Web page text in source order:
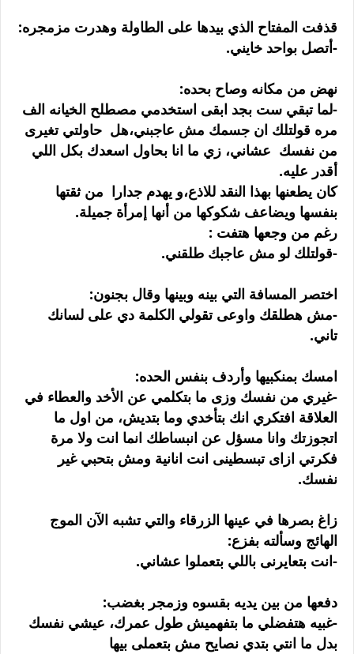
قذفت المفتاح الذي بيدها على الطاولة وهدرت مزمجره:
-أتصل بواحد خايني.
نهض من مكانه وصاح بحده:
-لما تبقي ست بجد ابقى استخدمي مصطلح الخيانه الف
مره قولتلك ان جسمك مش عاجبني،هل حاولتي تغيرى
من نفسك عشاني، زي ما انا بحاول اسعدك بكل اللي
أقدر عليه.
كان يطعنها بهذا النقد للاذع،و يهدم جدارا من ثقتها
بنفسها ويضاعف شكوكها من أنها إمرأة جميلة.
رغم من وجعها هتفت :
-قولتلك لو مش عاجبك طلقني.
اختصر المسافة التي بينه وبينها وقال بجنون:
-مش هطلقك واوعى تقولي الكلمة دي على لسانك
تاني.
امسك بمنكبيها وأردف بنفس الحده:
-غيري من نفسك وزى ما بتكلمي عن الأخد والعطاء في
العلاقة افتكري انك بتأخدي وما بتديش، من اول ما
اتجوزتك وانا مسؤل عن انبساطك انما انت ولا مرة
فكرتي ازاى تبسطينى انت انانية ومش بتحبي غير
نفسك.
زاغ بصرها في عينها الزرقاء والتي تشبه الآن الموج
الهائج وسألته بفزع:
-انت بتعايرنى باللي بتعملوا عشاني.
دفعها من بين يديه بقسوه وزمجر بغضب:
-غبيه هتفضلي ما بتفهميش طول عمرك، عيشي نفسك
بدل ما انتي بتدي نصايح مش بتعملى بيها